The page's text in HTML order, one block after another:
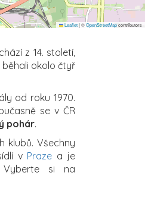
Leaflet|©OpenStreetMapcontributors
z 14. století,
běhali okolo čtyř
od roku 1970.
se v ČR
pohár.
klubů. Všechny
v Praze a je
Vyberte si na